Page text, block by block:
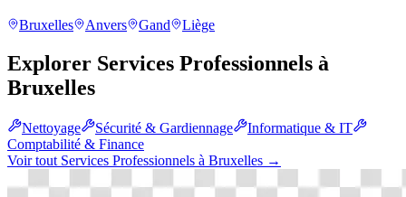
Bruxelles Anvers Gand Liège
Explorer Services Professionnels à
Bruxelles
Nettoyage Sécurité & Gardiennage
Informatique & IT
Comptabilité & Finance
Voir tout Services Professionnels à Bruxelles →